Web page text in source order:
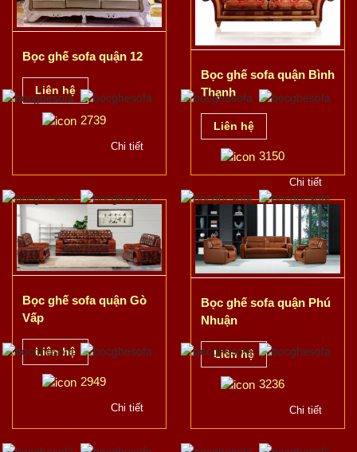
Bọc ghế sofa quận 12
Liên hệ
2739
Chi tiết
Bọc ghế sofa quận Bình
Thạnh
Liên hệ
3150
Chi tiết
Bọc ghế sofa quận Gò
Vấp
Liên hệ
2949
Chi tiết
Bọc ghế sofa quận Phú
Nhuận
Liên hệ
3236
Chi tiết